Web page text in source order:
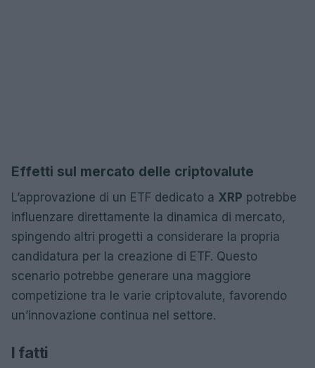
Effetti sul mercato delle criptovalute
L’approvazione di un ETF dedicato a XRP potrebbe
influenzare direttamente la dinamica di mercato,
spingendo altri progetti a considerare la propria
candidatura per la creazione di ETF. Questo
scenario potrebbe generare una maggiore
competizione tra le varie criptovalute, favorendo
un’innovazione continua nel settore.
I fatti